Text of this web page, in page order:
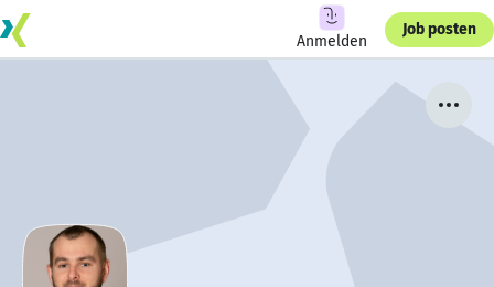
Anmelden
Job posten